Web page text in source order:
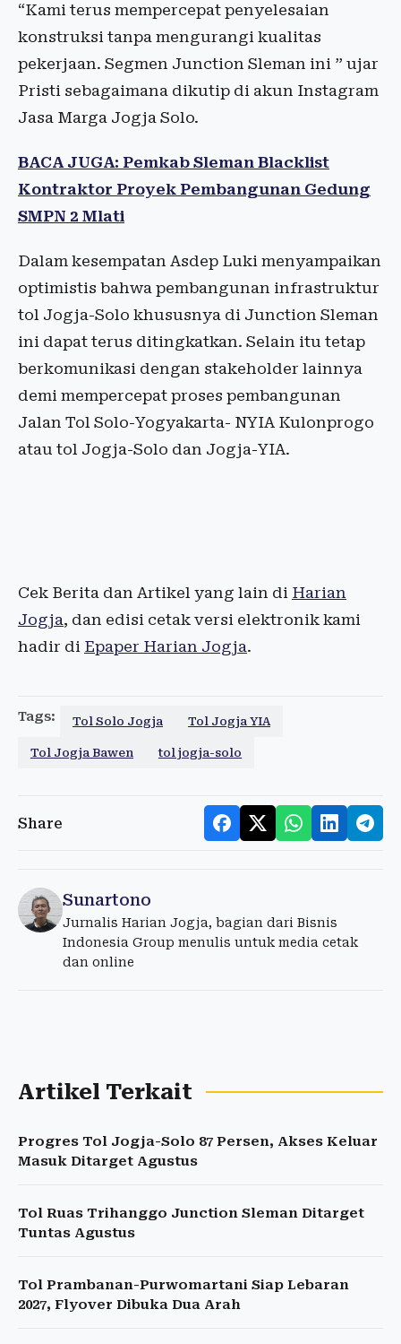
“Kami terus mempercepat penyelesaian
konstruksi tanpa mengurangi kualitas
pekerjaan. Segmen Junction Sleman ini ” ujar
Pristi sebagaimana dikutip di akun Instagram
Jasa Marga Jogja Solo.
BACA JUGA: Pemkab Sleman Blacklist
Kontraktor Proyek Pembangunan Gedung
SMPN 2 Mlati
Dalam kesempatan Asdep Luki menyampaikan
optimistis bahwa pembangunan infrastruktur
tol Jogja-Solo khususnya di Junction Sleman
ini dapat terus ditingkatkan. Selain itu tetap
berkomunikasi dengan stakeholder lainnya
demi mempercepat proses pembangunan
Jalan Tol Solo-Yogyakarta- NYIA Kulonprogo
atau tol Jogja-Solo dan Jogja-YIA.
Cek Berita dan Artikel yang lain di Harian
Jogja, dan edisi cetak versi elektronik kami
hadir di Epaper Harian Jogja.
Tags: Tol Solo Jogja Tol Jogja YIA
Tol Jogja Bawen tol jogja-solo
Share
Sunartono
Jurnalis Harian Jogja, bagian dari Bisnis
Indonesia Group menulis untuk media cetak
dan online
Artikel Terkait
Progres Tol Jogja-Solo 87 Persen, Akses Keluar
Masuk Ditarget Agustus
Tol Ruas Trihanggo Junction Sleman Ditarget
Tuntas Agustus
Tol Prambanan-Purwomartani Siap Lebaran
2027, Flyover Dibuka Dua Arah